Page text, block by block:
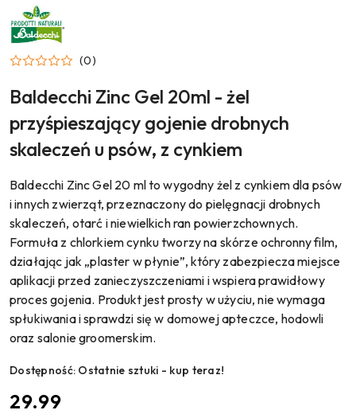
NAZWA
PRODUCENTA:
BALDECCHI
(0)
Baldecchi Zinc Gel 20ml - żel
przyśpieszający gojenie drobnych
skaleczeń u psów, z cynkiem
Baldecchi Zinc Gel 20 ml to wygodny żel z cynkiem dla psów
i innych zwierząt, przeznaczony do pielęgnacji drobnych
skaleczeń, otarć i niewielkich ran powierzchownych.
Formuła z chlorkiem cynku tworzy na skórze ochronny film,
działając jak „plaster w płynie”, który zabezpiecza miejsce
aplikacji przed zanieczyszczeniami i wspiera prawidłowy
proces gojenia. Produkt jest prosty w użyciu, nie wymaga
spłukiwania i sprawdzi się w domowej apteczce, hodowli
oraz salonie groomerskim.
Dostępność: Ostatnie sztuki - kup teraz!
cena:
29.99